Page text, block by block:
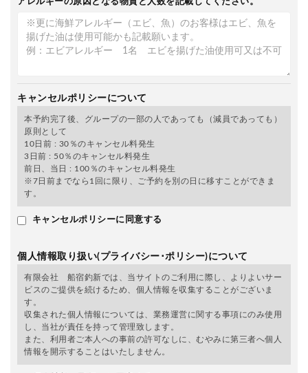
キャンセルポリシーについて
本予約完了後、グループの一部の人であっても（減員であっても）
原則として
10日前 : 30％のキャンセル料発生
3日前 : 50％のキャンセル料発生
前日、当日 : 100％のキャンセル料発生
※7日前までなら1回に限り、ご予約を別の日に移すことができま
す。
キャンセルポリシーに同意する
個人情報取り扱い(プライバシー･ポリシー)について
有限会社 船宿釣新では、当サイトのご利用に際し、よりよいサー
ビスのご提供を続けるため、個人情報を収集することがございま
す。
収集された個人情報については、業務運営に関する事項にのみ使用
し、当社が責任を持って管理致します。
また、利用者ご本人への事前の許可なしに、むやみに第三者へ個人
情報を開示することはいたしません。